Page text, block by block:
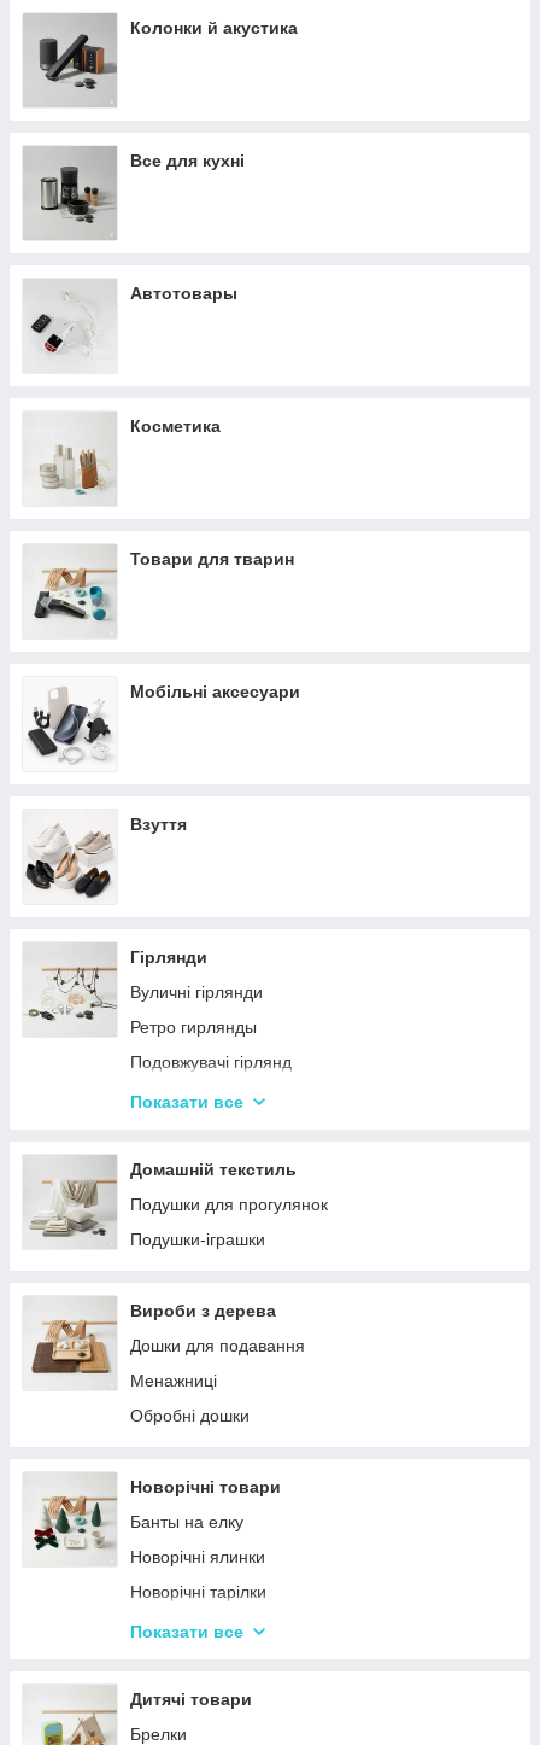
Колонки й акустика
Все для кухні
Автотовары
Косметика
Товари для тварин
Мобільні аксесуари
Взуття
Гірлянди
Вуличні гірлянди
Ретро гирлянды
Подовжувачі гірлянд
Хатні гірлянди
Показати все
Домашній текстиль
Подушки для прогулянок
Подушки-іграшки
Вироби з дерева
Дошки для подавання
Менажниці
Обробні дошки
Новорічні товари
Банты на елку
Новорічні ялинки
Новорічні тарілки
Новорічні фігурки та статуетки
Столовий посуд
Хвойні гірлянди
Показати все
Дитячі товари
Брелки